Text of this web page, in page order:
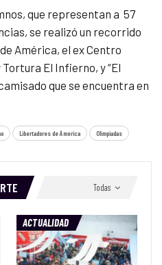
que representan a 57
se realizó un recorrido
América, el ex Centro
El Infierno, y “El
que se encuentra en
Libertadores de Ámerica Olimpiadas
Todas
ACTUALIDAD